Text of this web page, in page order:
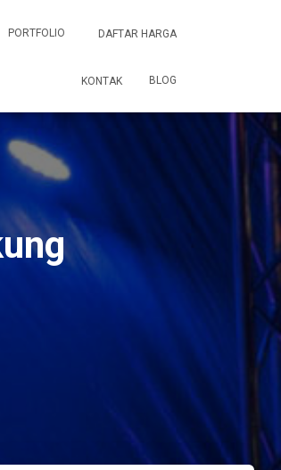
PORTFOLIO DAFTAR HARGA
KONTAK BLOG